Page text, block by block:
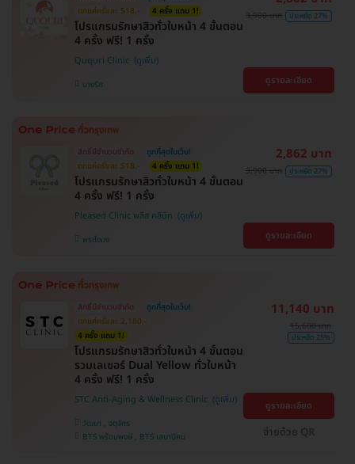
ตกแค่ครั้งละ 518.-
4 ครั้ง แถม 1!
โปรแกรมรักษาสิวทั่วใบหน้า 4 ขั้นตอน
4 ครั้ง ฟรี! 1 ครั้ง
Ququri Clinic
บางรัก
3,900 บาท ประหยัด 27%
ดูรายละเอียด
สิทธิ์มีจำนวนจำกัด
ถูกที่สุดในเว็บ!
ตกแค่ครั้งละ 518.-
4 ครั้ง แถม 1!
โปรแกรมรักษาสิวทั่วใบหน้า 4 ขั้นตอน
4 ครั้ง ฟรี! 1 ครั้ง
Pleased Clinic พลีส คลินิก
พระโขนง
2,862 บาท
3,900 บาท ประหยัด 27%
ดูรายละเอียด
สิทธิ์มีจำนวนจำกัด
ถูกที่สุดในเว็บ!
ตกแค่ครั้งละ 2,180.-
4 ครั้ง แถม 1!
โปรแกรมรักษาสิวทั่วใบหน้า 4 ขั้นตอน
รวมเลเซอร์ Dual Yellow ทั่วใบหน้า
4 ครั้ง ฟรี! 1 ครั้ง
STC Anti-Aging & Wellness Clinic
วัฒนา , จตุจักร
BTS พร้อมพงษ์ , BTS เสนานิคม
11,140 บาท
15,600 บาท
ประหยัด 25%
ดูรายละเอียด
จ่ายด้วย QR